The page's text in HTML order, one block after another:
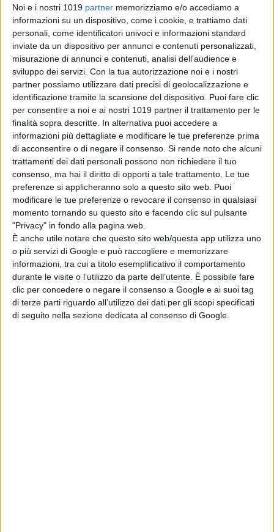
Noi e i nostri 1019 partner memorizziamo e/o accediamo a
informazioni su un dispositivo, come i cookie, e trattiamo dati
personali, come identificatori univoci e informazioni standard
inviate da un dispositivo per annunci e contenuti personalizzati,
misurazione di annunci e contenuti, analisi dell'audience e
sviluppo dei servizi. Con la tua autorizzazione noi e i nostri
partner possiamo utilizzare dati precisi di geolocalizzazione e
identificazione tramite la scansione del dispositivo. Puoi fare clic
per consentire a noi e ai nostri 1019 partner il trattamento per le
finalità sopra descritte. In alternativa puoi accedere a
informazioni più dettagliate e modificare le tue preferenze prima
di acconsentire o di negare il consenso. Si rende noto che alcuni
trattamenti dei dati personali possono non richiedere il tuo
consenso, ma hai il diritto di opporti a tale trattamento. Le tue
preferenze si applicheranno solo a questo sito web. Puoi
modificare le tue preferenze o revocare il consenso in qualsiasi
momento tornando su questo sito e facendo clic sul pulsante
"Privacy" in fondo alla pagina web.
È anche utile notare che questo sito web/questa app utilizza uno
o più servizi di Google e può raccogliere e memorizzare
informazioni, tra cui a titolo esemplificativo il comportamento
durante le visite o l’utilizzo da parte dell’utente. È possibile fare
clic per concedere o negare il consenso a Google e ai suoi tag
di terze parti riguardo all’utilizzo dei dati per gli scopi specificati
di seguito nella sezione dedicata al consenso di Google.